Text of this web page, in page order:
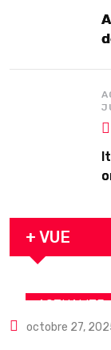
+ VUE
ACTUALITE
TOURISME
octobre 27,